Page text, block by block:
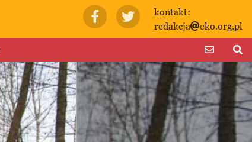
kontakt:
redakcja
eko.org.pl